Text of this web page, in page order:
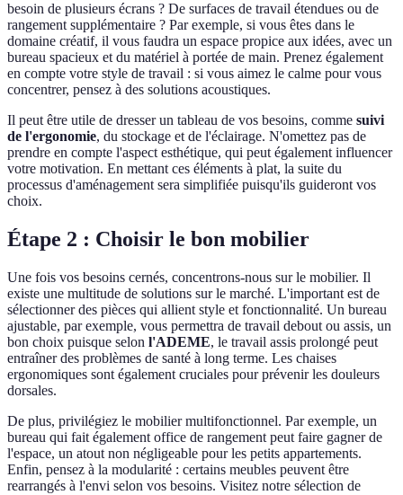
besoin de plusieurs écrans ? De surfaces de travail étendues ou de
rangement supplémentaire ? Par exemple, si vous êtes dans le
domaine créatif, il vous faudra un espace propice aux idées, avec un
bureau spacieux et du matériel à portée de main. Prenez également
en compte votre style de travail : si vous aimez le calme pour vous
concentrer, pensez à des solutions acoustiques.
Il peut être utile de dresser un tableau de vos besoins, comme suivi
de l'ergonomie, du stockage et de l'éclairage. N'omettez pas de
prendre en compte l'aspect esthétique, qui peut également influencer
votre motivation. En mettant ces éléments à plat, la suite du
processus d'aménagement sera simplifiée puisqu'ils guideront vos
choix.
Étape 2 : Choisir le bon mobilier
Une fois vos besoins cernés, concentrons-nous sur le mobilier. Il
existe une multitude de solutions sur le marché. L'important est de
sélectionner des pièces qui allient style et fonctionnalité. Un bureau
ajustable, par exemple, vous permettra de travail debout ou assis, un
bon choix puisque selon l'ADEME, le travail assis prolongé peut
entraîner des problèmes de santé à long terme. Les chaises
ergonomiques sont également cruciales pour prévenir les douleurs
dorsales.
De plus, privilégiez le mobilier multifonctionnel. Par exemple, un
bureau qui fait également office de rangement peut faire gagner de
l'espace, un atout non négligeable pour les petits appartements.
Enfin, pensez à la modularité : certains meubles peuvent être
rearrangés à l'envi selon vos besoins. Visitez notre sélection de